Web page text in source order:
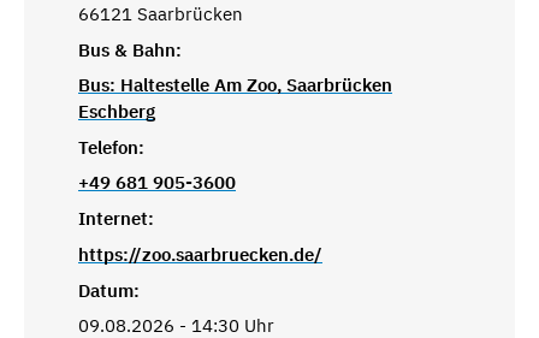
66121 Saarbrücken
Bus & Bahn:
Bus: Haltestelle Am Zoo, Saarbrücken
Eschberg
Telefon:
+49 681 905-3600
Internet:
https://zoo.saarbruecken.de/
Datum:
09.08.2026 - 14:30 Uhr